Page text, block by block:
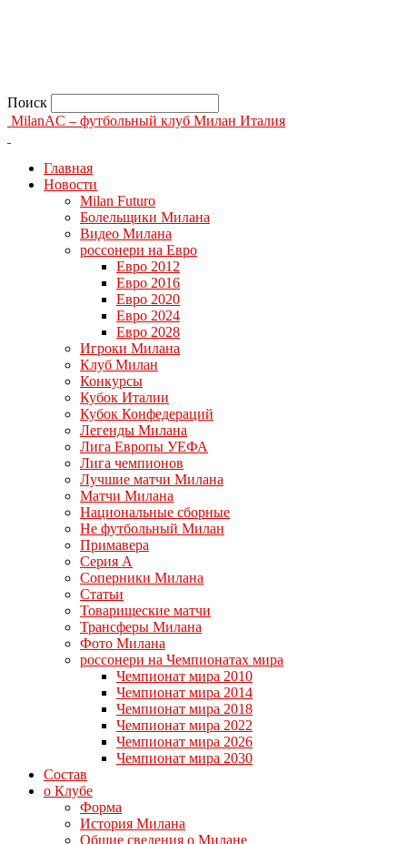
Поиск
MilanAC – футбольный клуб Милан Италия
Главная
Новости
Milan Futuro
Болельщики Милана
Видео Милана
россонери на Евро
Евро 2012
Евро 2016
Евро 2020
Евро 2024
Евро 2028
Игроки Милана
Клуб Милан
Конкурсы
Кубок Италии
Кубок Конфедераций
Легенды Милана
Лига Европы УЕФА
Лига чемпионов
Лучшие матчи Милана
Матчи Милана
Национальные сборные
Не футбольный Милан
Примавера
Серия А
Соперники Милана
Статьи
Товарищеские матчи
Трансферы Милана
Фото Милана
россонери на Чемпионатах мира
Чемпионат мира 2010
Чемпионат мира 2014
Чемпионат мира 2018
Чемпионат мира 2022
Чемпионат мира 2026
Чемпионат мира 2030
Состав
о Клубе
Форма
История Милана
Общие сведения о Милане